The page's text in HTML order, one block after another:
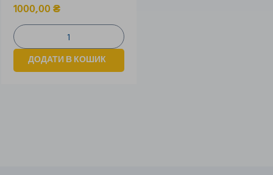
1000,00₴
ДОДАТИ В КОШИК